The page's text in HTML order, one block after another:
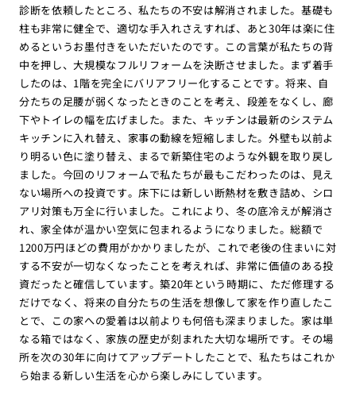
診断を依頼したところ、私たちの不安は解消されました。基礎も
柱も非常に健全で、適切な手入れさえすれば、あと30年は楽に住
めるというお墨付きをいただいたのです。この言葉が私たちの背
中を押し、大規模なフルリフォームを決断させました。まず着手
したのは、1階を完全にバリアフリー化することです。将来、自
分たちの足腰が弱くなったときのことを考え、段差をなくし、廊
下やトイレの幅を広げました。また、キッチンは最新のシステム
キッチンに入れ替え、家事の動線を短縮しました。外壁も以前よ
り明るい色に塗り替え、まるで新築住宅のような外観を取り戻し
ました。今回のリフォームで私たちが最もこだわったのは、見え
ない場所への投資です。床下には新しい断熱材を敷き詰め、シロ
アリ対策も万全に行いました。これにより、冬の底冷えが解消さ
れ、家全体が温かい空気に包まれるようになりました。総額で
1200万円ほどの費用がかかりましたが、これで老後の住まいに対
する不安が一切なくなったことを考えれば、非常に価値のある投
資だったと確信しています。築20年という時期に、ただ修理する
だけでなく、将来の自分たちの生活を想像して家を作り直したこ
とで、この家への愛着は以前よりも何倍も深まりました。家は単
なる箱ではなく、家族の歴史が刻まれた大切な場所です。その場
所を次の30年に向けてアップデートしたことで、私たちはこれか
ら始まる新しい生活を心から楽しみにしています。